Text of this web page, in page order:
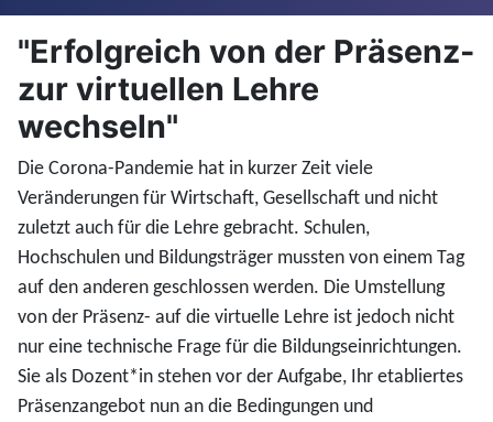
"Erfolgreich von der Präsenz-
zur virtuellen Lehre
wechseln"
Die Corona-Pandemie hat in kurzer Zeit viele
Veränderungen für Wirtschaft, Gesellschaft und nicht
zuletzt auch für die Lehre gebracht. Schulen,
Hochschulen und Bildungsträger mussten von einem Tag
auf den anderen geschlossen werden. Die Umstellung
von der Präsenz- auf die virtuelle Lehre ist jedoch nicht
nur eine technische Frage für die Bildungseinrichtungen.
Sie als Dozent*in stehen vor der Aufgabe, Ihr etabliertes
Präsenzangebot nun an die Bedingungen und